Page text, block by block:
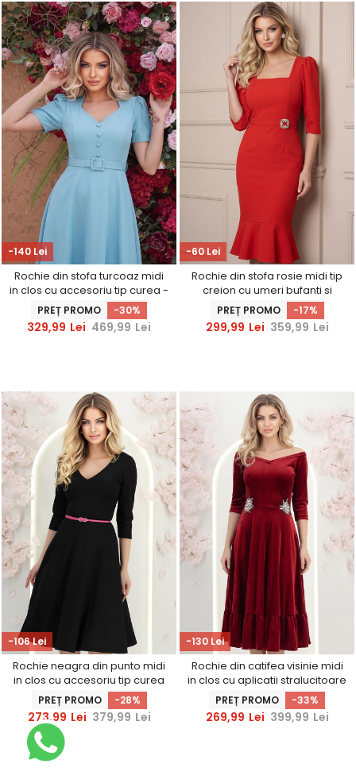
-140 Lei
Rochie din stofa turcoaz midi
in clos cu accesoriu tip curea -
StarShinerS
PREȚ PROMO -30%
329,99 Lei 469,99 Lei
-60 Lei
Rochie din stofa rosie midi tip
creion cu umeri bufanti si
accesoriu in talie
PREȚ PROMO -17%
299,99 Lei 359,99 Lei
-106 Lei
Rochie neagra din punto midi
in clos cu accesoriu tip curea
PREȚ PROMO -28%
273,99 Lei 379,99 Lei
-130 Lei
Rochie din catifea visinie midi
in clos cu aplicatii stralucitoare
laterale- StarShinerS
PREȚ PROMO -33%
269,99 Lei 399,99 Lei